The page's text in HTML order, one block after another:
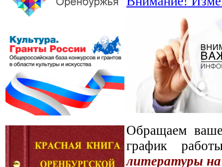
Обращаем
график
литературы